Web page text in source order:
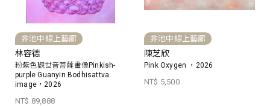
非池中線上藝廊
林容德
粉紫色觀世音菩薩畫像Pinkish-
purple Guanyin Bodhisattva
image，2026
NT$ 89,888
非池中線上藝廊
陳芝欣
Pink Oxygen ，2026
NT$ 5,500